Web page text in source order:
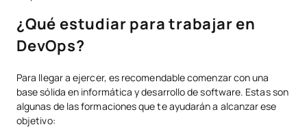
¿Qué estudiar para trabajar en
DevOps?
Para llegar a ejercer, es recomendable comenzar con una
base sólida en informática y desarrollo de software. Estas son
algunas de las formaciones que te ayudarán a alcanzar ese
objetivo: